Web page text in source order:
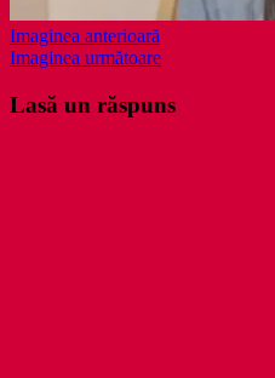
Imaginea anterioară
Imaginea următoare
Lasă un răspuns